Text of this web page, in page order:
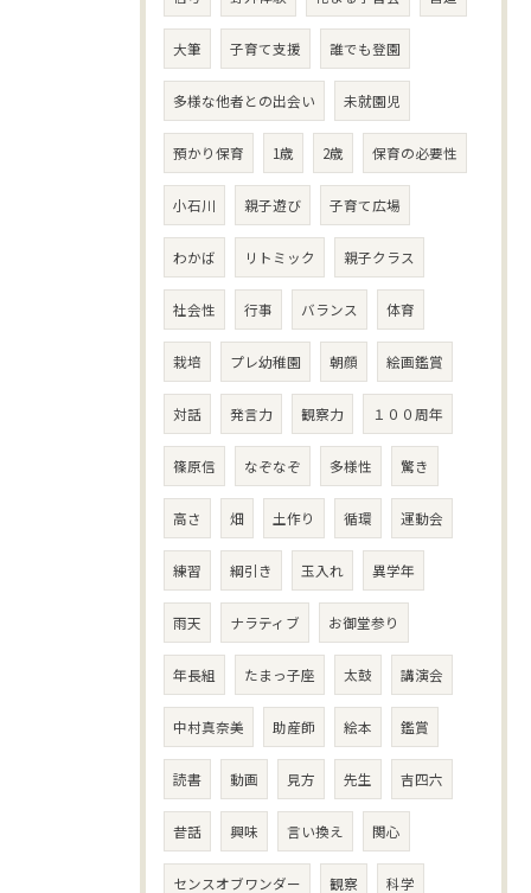
大筆 子育て支援 誰でも登園
多様な他者との出会い 未就園児
預かり保育 1歳 2歳 保育の必要性
小石川 親子遊び 子育て広場
わかば リトミック 親子クラス
社会性 行事 バランス 体育
栽培 プレ幼稚園 朝顔 絵画鑑賞
対話 発言力 観察力 １００周年
篠原信 なぞなぞ 多様性 驚き
高さ 畑 土作り 循環 運動会
練習 綱引き 玉入れ 異学年
雨天 ナラティブ お御堂参り
年長組 たまっ子座 太鼓 講演会
中村真奈美 助産師 絵本 鑑賞
読書 動画 見方 先生 吉四六
昔話 興味 言い換え 関心
センスオブワンダー 観察 科学